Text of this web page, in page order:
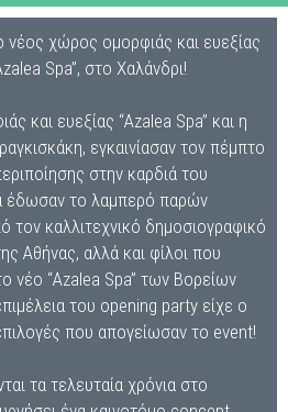
χώρος ομορφιάς και ευεξίας
Spa”, στο Χαλάνδρι!
και ευεξίας “Azalea Spa” και η
εγκαινίασαν τον πέμπτο
στην καρδιά του
έδωσαν το λαμπερό παρών
τον καλλιτεχνικό δημοσιογραφικό
Αθήνας, αλλά και φίλοι που
νέο “Azalea Spa” των Βορείων
του opening party είχε o
που απογείωσαν το event!
τα τελευταία χρόνια στο